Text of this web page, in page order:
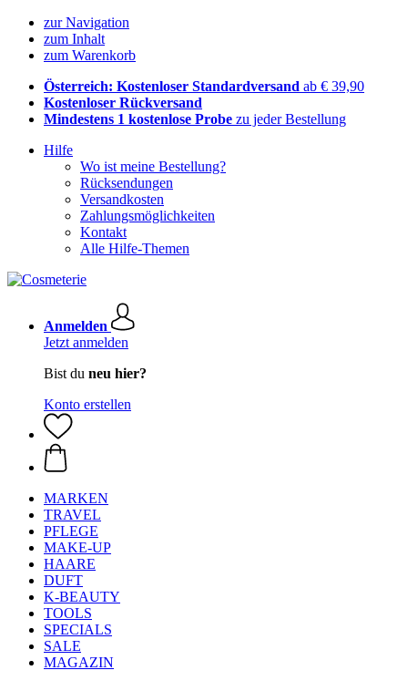
zur Navigation
zum Inhalt
zum Warenkorb
Österreich: Kostenloser Standardversand ab € 39,90
Kostenloser Rückversand
Mindestens 1 kostenlose Probe zu jeder Bestellung
Hilfe
Wo ist meine Bestellung?
Rücksendungen
Versandkosten
Zahlungsmöglichkeiten
Kontakt
Alle Hilfe-Themen
Anmelden
Jetzt anmelden
Bist du neu hier?
Konto erstellen
MARKEN
TRAVEL
PFLEGE
MAKE-UP
HAARE
DUFT
K-BEAUTY
TOOLS
SPECIALS
SALE
MAGAZIN